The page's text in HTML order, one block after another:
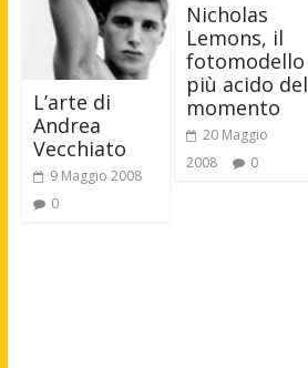
L’arte di
Andrea
Vecchiato
9 Maggio 2008
0
Nicholas
Lemons, il
fotomodello
più acido del
momento
20 Maggio
2008
0